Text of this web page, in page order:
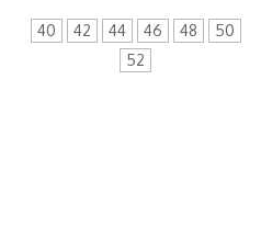
40 42 44 46 48
50
52